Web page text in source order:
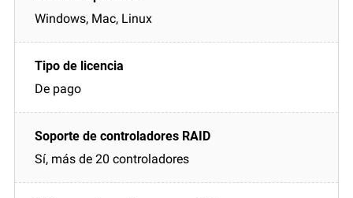
Windows, Mac, Linux
De pago
Sí, más de 20 controladores